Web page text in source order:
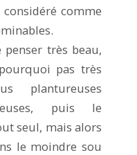
comme
très beau,
pas très
plantureuses
puis le
seul, mais alors
le moindre sou